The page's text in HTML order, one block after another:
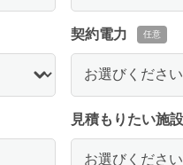
契約電力 任意
見積もりたい施